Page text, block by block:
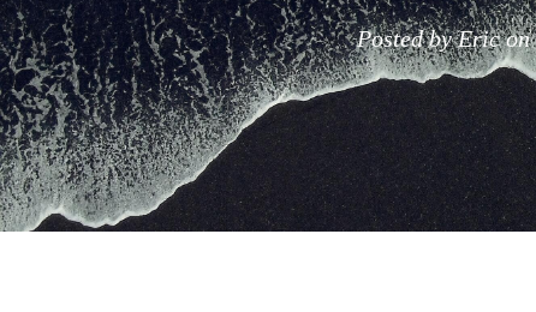
Posted by Eric